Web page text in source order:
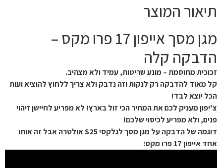
תיאור המוצר
מגן מסך אייפון 17 פרו מקס –
הדבקה קלה
זכוכית מחוסמת – מונע שריטות, עמיד ולא מצהיב.
קל מאוד להדבקה רק לנקות וזה נדבק ולא צריך ללחוץ להוציא ועות
הכל יוצא לבד!
צ'יפון מעניק לכם את המחיר הכי זול בארץ! לא מפריע לחיישן זיהוי
פנים, ולא מפריע לכיסוי שלכם!
דוגמה של הדבקה על מגן מסך לגלקסי S25 אולטרה אבל זה אותו
אחד אייפון 17 פרו מקס: